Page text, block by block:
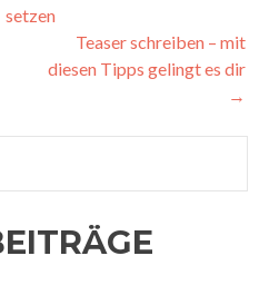
setzen
Teaser schreiben – mit
diesen Tipps gelingt es dir
→